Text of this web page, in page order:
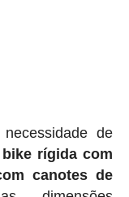
de
rígida com
canotes de